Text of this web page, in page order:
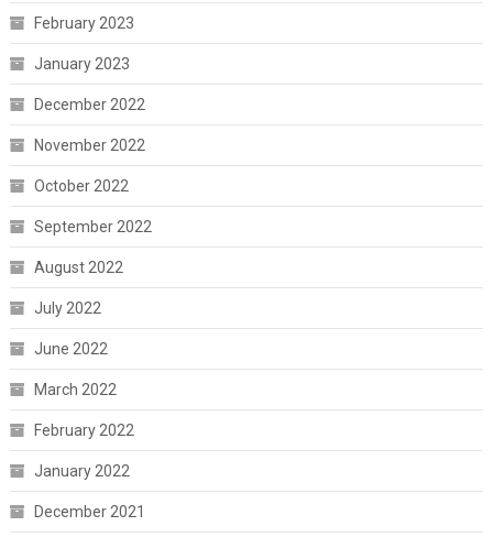
February 2023
January 2023
December 2022
November 2022
October 2022
September 2022
August 2022
July 2022
June 2022
March 2022
February 2022
January 2022
December 2021